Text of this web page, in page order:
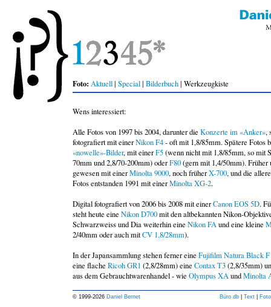
Foto: Aktuell| Special| Bilderbuch| Werkzeugkiste
Wens interessiert:
Alle Fotos von 1997 bis 2004, darunter die Konzerte im «Anker»,
fotografiert mit einerNikon F4- oft mit 1,8/85mm. Spätere Fotos
«nowelle»-Bilder, mit einerF5(wenn nicht mit 1,8/85mm, so mit
70mm und 2,8/70-200mm) oderF80(gern mit 1,4/50mm). Früher
gewesen mit einerMinolta 9000, noch früherX-700, und die
Fotos entstanden 1991 mit einerMinolta XG-2.
Digital fotografiert von 2006 bis 2008 mit einerCanon EOS 5D.
steht heute eine Nikon D700mit den altbekannten Nikon-
Schwarzweiss und Dia weiterhin eine Nikon FAund eine kleine
2/40mm oder auch mitCV 1,8/28mm).
In der Japansammlung stehen ferner eine Fujifilm Natura Black
eine flache Ricoh GR1 (2,8/28mm) eine Contax T3(2,8/35mm)
aus dem Gebrauchtwarenhandel - wie Olympus XAundMinolta
© 1999-2026 Daniel Bernet Büro db Text Foto